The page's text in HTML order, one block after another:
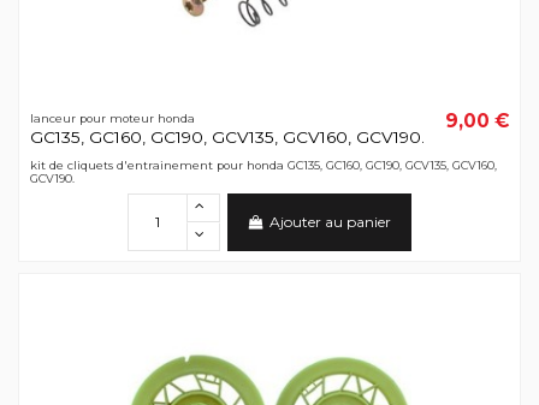
lanceur pour moteur honda
GC135, GC160, GC190, GCV135, GCV160, GCV190.
9,00 €
kit de cliquets d'entrainement pour honda GC135, GC160, GC190, GCV135, GCV160,
GCV190.
Ajouter au panier